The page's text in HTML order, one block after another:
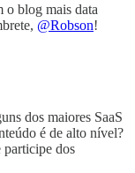
o blog mais data
@Robson!
dos maiores SaaS
é de alto nível?
participe dos